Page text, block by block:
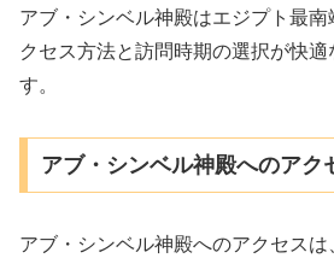
アブ・シンベル神殿はエジプト最
クセス方法と訪問時期の選択が快適
す。
アブ・シンベル神殿へのアク
アブ・シンベル神殿へのアクセスは